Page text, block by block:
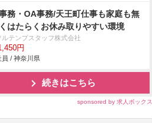
務・OA事務/天王町仕事も家庭も無
はたらくお休み取りやすい環境
ルテンプスタッフ株式会社
円
員 / 神奈川県
続きはこちら
sponsored by 求人ボックス